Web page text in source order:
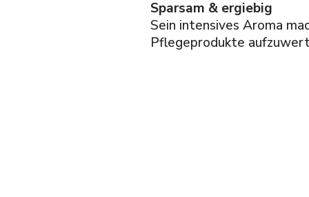
Sparsam & ergiebig
Sein intensives Aroma
Pflegeprodukte